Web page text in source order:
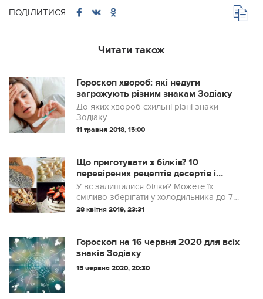
ПОДІЛИТИСЯ
Читати також
Гороскоп хвороб: які недуги
загрожують різним знакам Зодіаку
До яких хвороб схильні різні знаки
Зодіаку
11 травня 2018, 15:00
Що приготувати з білків? 10
перевірених рецептів десертів і
закусок
У вс залишилися білки? Можете їх
сміливо зберігати у холодильника до 7
днів або й заморозити – коли розтануть,
приготувати одну з 10 смачний страв із
білкі...
28 квітня 2019, 23:31
Гороскоп на 16 червня 2020 для всіх
знаків Зодіаку
15 червня 2020, 20:30